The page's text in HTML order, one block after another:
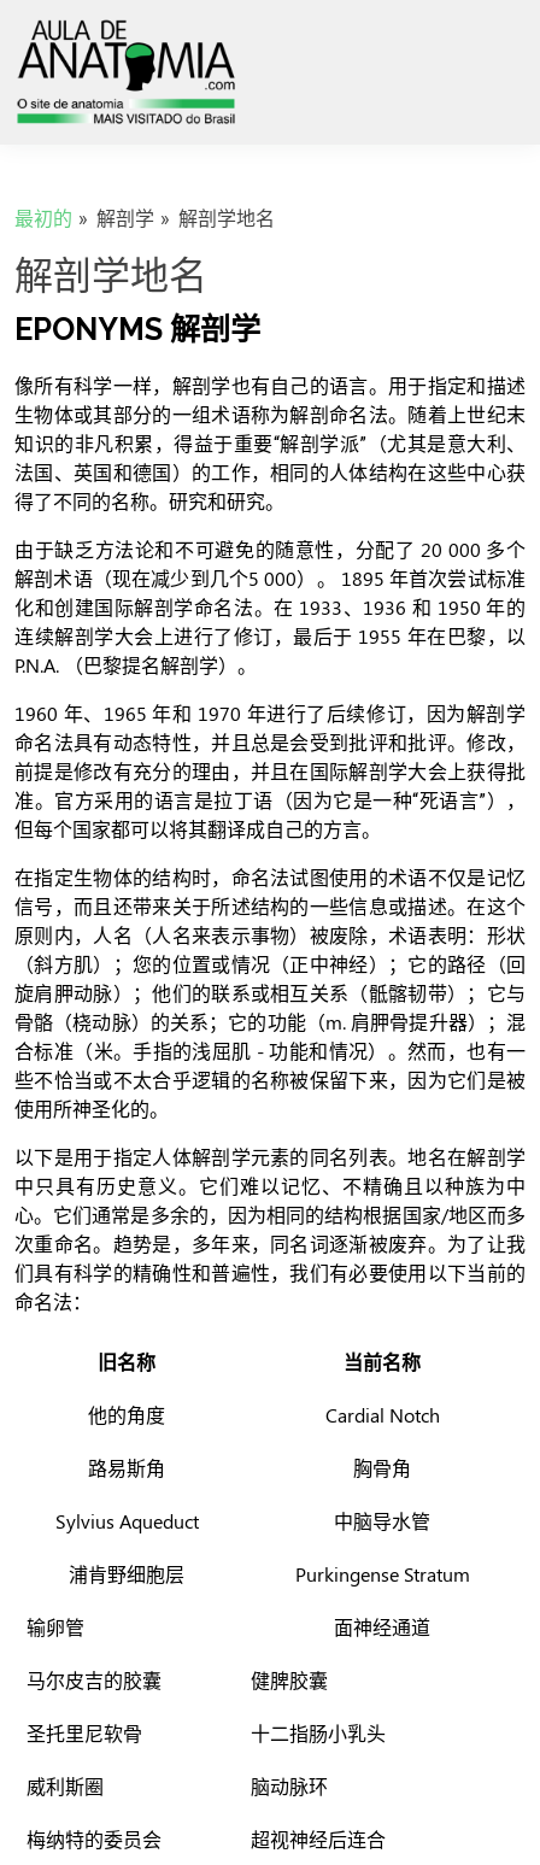
最初的 解剖学 解剖学地名
解剖学地名
EPONYMS 解剖学
像所有科学一样，解剖学也有自己的语言。用于指定和描述
生物体或其部分的一组术语称为解剖命名法。随着上世纪末
知识的非凡积累，得益于重要“解剖学派”（尤其是意大利、
法国、英国和德国）的工作，相同的人体结构在这些中心获
得了不同的名称。研究和研究。
由于缺乏方法论和不可避免的随意性，分配了 20 000 多个
解剖术语（现在减少到几个5 000）。 1895 年首次尝试标准
化和创建国际解剖学命名法。在 1933、1936 和 1950 年的
连续解剖学大会上进行了修订，最后于 1955 年在巴黎，以
P.N.A. （巴黎提名解剖学）。
1960 年、1965 年和 1970 年进行了后续修订，因为解剖学
命名法具有动态特性，并且总是会受到批评和批评。修改，
前提是修改有充分的理由，并且在国际解剖学大会上获得批
准。官方采用的语言是拉丁语（因为它是一种“死语言”），
但每个国家都可以将其翻译成自己的方言。
在指定生物体的结构时，命名法试图使用的术语不仅是记忆
信号，而且还带来关于所述结构的一些信息或描述。在这个
原则内，人名（人名来表示事物）被废除，术语表明：形状
（斜方肌）；您的位置或情况（正中神经）；它的路径（回
旋肩胛动脉）；他们的联系或相互关系（骶髂韧带）；它与
骨骼（桡动脉）的关系；它的功能（m. 肩胛骨提升器）；混
合标准（米。手指的浅屈肌 - 功能和情况）。然而，也有一
些不恰当或不太合乎逻辑的名称被保留下来，因为它们是被
使用所神圣化的。
以下是用于指定人体解剖学元素的同名列表。地名在解剖学
中只具有历史意义。它们难以记忆、不精确且以种族为中
心。它们通常是多余的，因为相同的结构根据国家/地区而多
次重命名。趋势是，多年来，同名词逐渐被废弃。为了让我
们具有科学的精确性和普遍性，我们有必要使用以下当前的
命名法：
旧名称 当前名称
他的角度 Cardial Notch
路易斯角 胸骨角
Sylvius Aqueduct 中脑导水管
浦肯野细胞层 Purkingense Stratum
输卵管 面神经通道
马尔皮吉的胶囊 健脾胶囊
圣托里尼软骨 十二指肠小乳头
威利斯圈 脑动脉环
梅纳特的委员会 超视神经后连合